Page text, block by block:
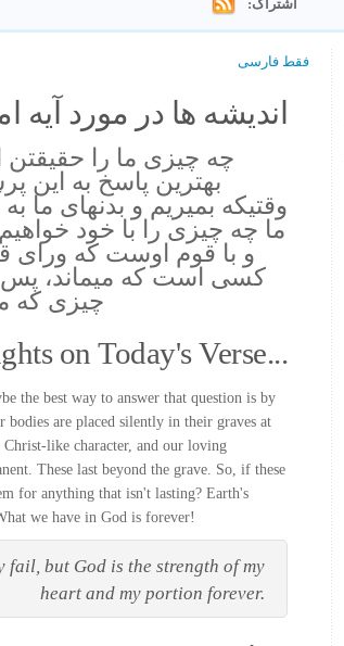
فقط فارسی
اندیشه ها در مورد آیه
چه چيزى ما را حقيقتن
بهترين پاسخ به
وقتيكه بميريم و بدنهاى ما
ما چه چيزى را با خود
و با قوم اوست كه وراى
كسى است كه ميماند، پس
چيزى كه
on Today's Verse...
the best way to answer that question is by
bodies are placed silently in their graves at
like character, and our loving
These last beyond the grave. So, if these
for anything that isn't lasting? Earth's
we have in God is forever!
fail, but God is the strength of my
heart and my portion forever.